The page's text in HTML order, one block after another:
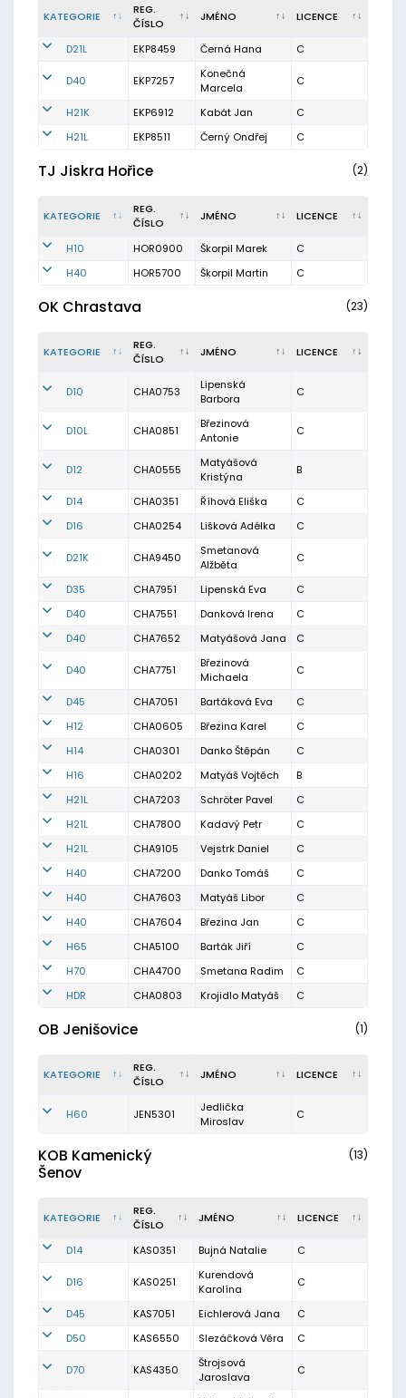
KATEGORIE
REG.
ČÍSLO
JMÉNO LICENCE
D21L EKP8459 Černá Hana C
D40 EKP7257
Konečná
Marcela
C
H21K EKP6912 Kabát Jan
C
H21L
EKP8511 Černý Ondřej C
TJ Jiskra Hořice (2)
KATEGORIE
REG.
ČÍSLO
JMÉNO LICENCE
H10 HOR0900 Škorpil Marek
C
H40
HOR5700 Škorpil Martin C
OK Chrastava (23)
KATEGORIE
REG.
ČÍSLO
JMÉNO LICENCE
D10 CHA0753
Lipenská
Barbora
C
D10L CHA0851
Březinová
Antonie
C
D12 CHA0555
Matyášová
Kristýna
B
D14 CHA0351 Říhová Eliška
C
D16
CHA0254 Lišková Adélka C
D21K CHA9450
Smetanová
Alžběta
C
D35 CHA7951 Lipenská Eva
C
D40
CHA7551 Danková Irena
C
D40
CHA7652 Matyášová Jana C
D40 CHA7751
Březinová
Michaela
C
D45 CHA7051 Bartáková Eva
C
H12
CHA0605 Březina Karel
C
H14
CHA0301 Danko Štěpán
C
H16
CHA0202 Matyáš Vojtěch
B
H21L
CHA7203 Schröter Pavel
C
H21L
CHA7800 Kadavý Petr
C
H21L
CHA9105 Vejstrk Daniel
C
H40
CHA7200 Danko Tomáš
C
H40
CHA7603 Matyáš Libor
C
H40
CHA7604 Březina Jan
C
H65
CHA5100 Barták Jiří
C
H70
CHA4700 Smetana Radim
C
HDR
CHA0803 Krojidlo Matyáš C
OB Jenišovice (1)
KATEGORIE
REG.
ČÍSLO
JMÉNO LICENCE
H60 JEN5301
Jedlička
Miroslav
C
KOB Kamenický
Šenov
(13)
KATEGORIE
REG.
ČÍSLO
JMÉNO LICENCE
D14 KAS0351 Bujná Natalie C
D16 KAS0251
Kurendová
Karolína
C
D45 KAS7051 Eichlerová Jana
C
D50
KAS6550 Slezáčková Věra C
D70 KAS4350
Štrojsová
Jaroslava
C